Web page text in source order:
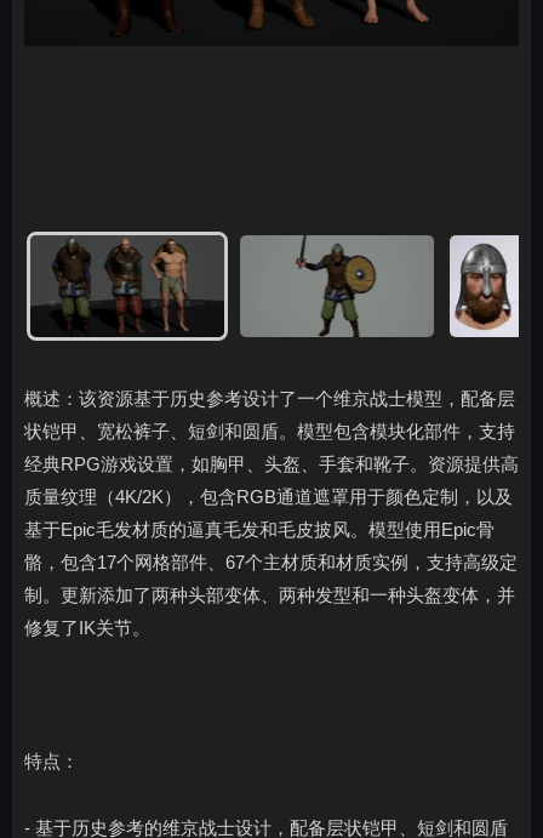
概述：该资源基于历史参考设计了一个维京战士模型，配备层
状铠甲、宽松裤子、短剑和圆盾。模型包含模块化部件，支持
经典RPG游戏设置，如胸甲、头盔、手套和靴子。资源提供高
质量纹理（4K/2K），包含RGB通道遮罩用于颜色定制，以及
基于Epic毛发材质的逼真毛发和毛皮披风。模型使用Epic骨
骼，包含17个网格部件、67个主材质和材质实例，支持高级定
制。更新添加了两种头部变体、两种发型和一种头盔变体，并
修复了IK关节。
特点：
- 基于历史参考的维京战士设计，配备层状铠甲、短剑和圆盾